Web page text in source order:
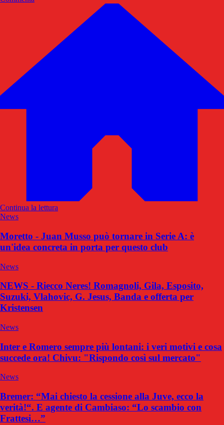
Continua la lettura
News
Moretto - Juan Musso può tornare in Serie A: è
un'idea concreta in porta per questo club
News
NEWS - Riecco Neres! Romagnoli, Gila, Esposito,
Suzuki, Vlahovic, G. Jesus, Banda e offerta per
Kristensen
News
Inter e Romero sempre più lontani: i veri motivi e cosa
succede ora! Chivu: "Rispondo così sul mercato"
News
Bremer: “Mai chiesto la cessione alla Juve, ecco la
verità!“. E agente di Cambiaso: “Lo scambio con
Frattesi…”